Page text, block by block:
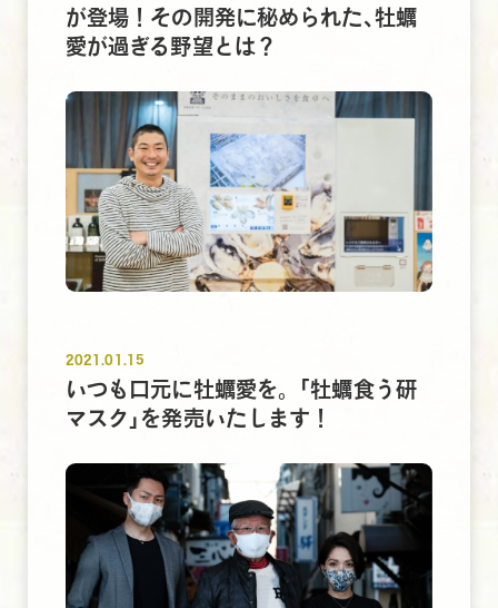
が登場！その開発に秘められた､牡蠣
愛が過ぎる野望とは？
2021.01.15
いつも口元に牡蠣愛を。｢牡蠣食う研
マスク｣を発売いたします！